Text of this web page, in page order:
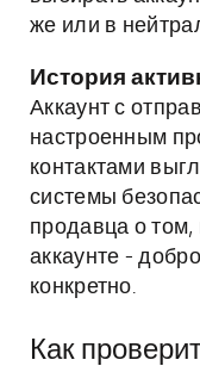
же или в
История
Аккаунт с
настроенным
контактами
системы
продавца о том,
аккаунте -
конкретно.
Как